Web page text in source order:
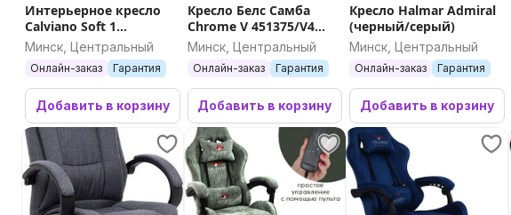
Интерьерное кресло
Calviano Soft 1
(коричневый)
Минск, Центральный
Онлайн-заказ Гарантия
Добавить в корзину
Кресло Белс Самба
Chrome V 451375/V4
(кожзам черный/
темный орех)
Минск, Центральный
Онлайн-заказ Гарантия
Добавить в корзину
Кресло Halmar Admiral
(черный/серый)
Минск, Центральный
Онлайн-заказ Гарантия
Добавить в корзину